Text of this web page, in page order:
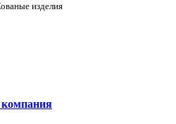
изделия
компания